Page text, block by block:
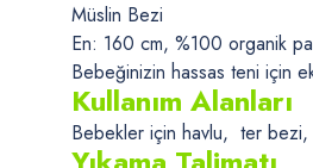
Müslin Bezi
En: 160 cm, %100 organik
Bebeğinizin hassas teni için
Kullanım Alanları
Bebekler için havlu, ter